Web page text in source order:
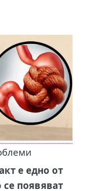
е едно от
появяват